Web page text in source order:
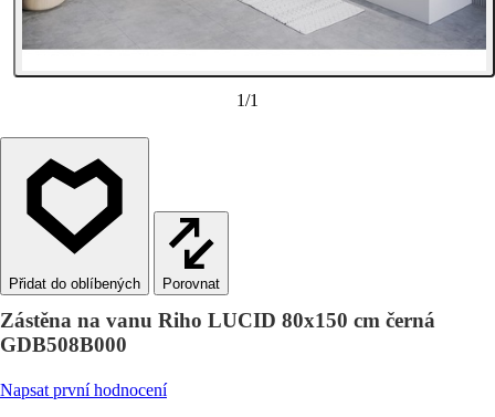
1/1
Porovnat
Zástěna na vanu Riho LUCID 80x150 cm černá
GDB508B000
Napsat první hodnocení